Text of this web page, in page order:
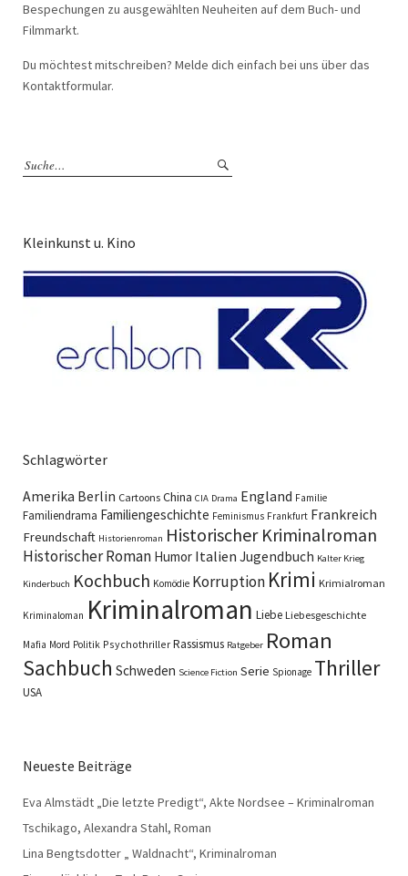
Bespechungen zu ausgewählten Neuheiten auf dem Buch- und
Filmmarkt.
Du möchtest mitschreiben? Melde dich einfach bei uns über das
Kontaktformular.
Kleinkunst u. Kino
Schlagwörter
Amerika Berlin Cartoons China CIA Drama England Familie
Familiendrama Familiengeschichte Feminismus Frankfurt Frankreich
Freundschaft Historienroman Historischer Kriminalroman
Historischer Roman Humor Italien Jugendbuch Kalter Krieg
Kinderbuch Kochbuch Komödie Korruption Krimi Krimialroman
Kriminaloman Kriminalroman Liebe Liebesgeschichte
Mafia Mord Politik Psychothriller Rassismus Ratgeber Roman
Sachbuch Schweden Science Fiction Serie Spionage Thriller
USA
Neueste Beiträge
Eva Almstädt „Die letzte Predigt“, Akte Nordsee – Kriminalroman
Tschikago, Alexandra Stahl, Roman
Lina Bengtsdotter „ Waldnacht“, Kriminalroman